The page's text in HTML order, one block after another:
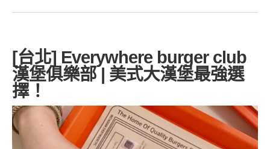
[台北] Everywhere burger club
漢堡俱樂部 | 美式大漢堡最強選
擇！